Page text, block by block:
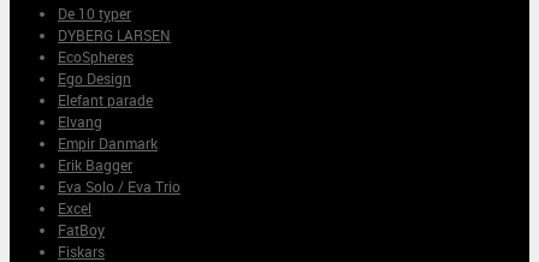
De 10 typer
DYBERG LARSEN
EcoSpheres
Ego Design
Elefant parade
Elvang
Empir Danmark
Erik Bagger
Eva Solo / Eva Trio
Excel
FatBoy
Fiskars